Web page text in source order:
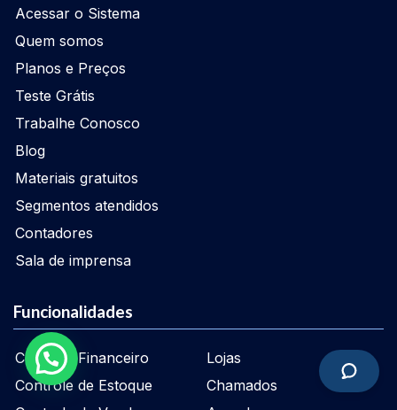
Acessar o Sistema
Quem somos
Planos e Preços
Teste Grátis
Trabalhe Conosco
Blog
Materiais gratuitos
Segmentos atendidos
Contadores
Sala de imprensa
Funcionalidades
Controle Financeiro
Controle de Estoque
Lojas
Chamados